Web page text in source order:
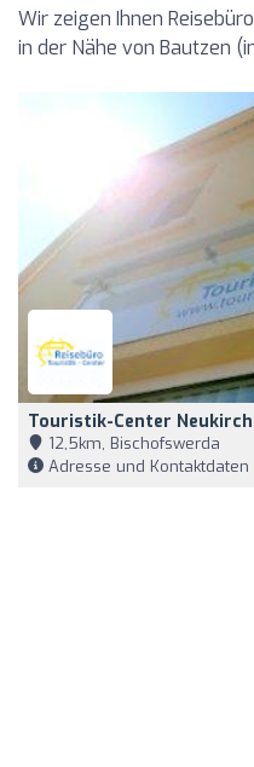
Wir zeigen Ihnen
in der Nähe von Bautzen
Touristik-Center Neukirch
12,5km, Bischofswerda
Adresse und Kontaktdaten